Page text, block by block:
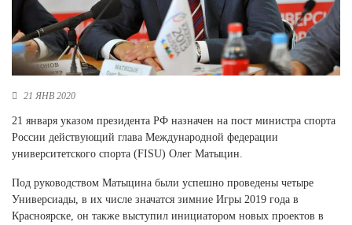
Новосибирская область (3)
Омская область (5)
Республика Башкортостан (3)
Ростовская область (2)
Самарская область (1)
Саратовская область (1)
Свердловская область (5)
Северная Осетия (2)
21 ЯНВ 2020
21 января указом президента РФ назначен на пост министра спорта
России действующий глава Международной федерации
университетского спорта (FISU) Олег Матыцин.
Под руководством Матыцина были успешно проведены четыре
Универсиады, в их числе значатся зимние Игры 2019 года в
Красноярске, он также выступил инициатором новых проектов в